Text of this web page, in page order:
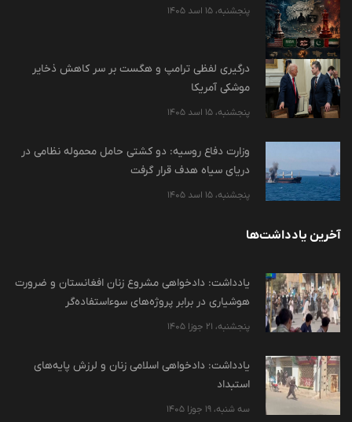
پنجشنبه، 15 اسد 1405
درگیری لفظی ترامپ و هگست بر سر کاهش ذخایر
موشکی آمریکا
پنجشنبه، 15 اسد 1405
وزارت دفاع روسیه: دو کشتی حامل محموله نظامی در
دریای سیاه هدف قرار گرفت
پنجشنبه، 15 اسد 1405
آخرین یادداشت‌ها
یادداشت: دادخواهی مشروع زنان افغانستان و ضرورت
هوشیاری در برابر پروژه‌های سوءاستفاده‌گر
پنجشنبه، 21 جوزا 1405
یادداشت: دادخواهی اسلامی زنان و لرزش پایه‌های
استبداد
سه شنبه، 19 جوزا 1405